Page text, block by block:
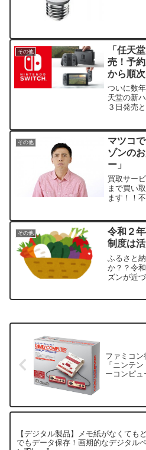
その他
「任天
売！予
から順次
ついに数
天堂の新
３日発売
３月３日
搭載？？
その他
マツコ
ゾンの
ー」
買取サー
まで買い
ます！！
た買取サ
い方はい
その他
令和２
制度は
ふるさと
か？？令
ズンが近
ファミコ
「ニンテ
ーコンピュ
【デジタル製品】メモ紙がなくても
でもデータ保存！画期的なデジタル